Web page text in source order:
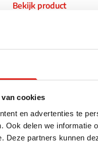
cookies
en advertenties te
Ook delen we
Deze partners kunnen
Bekijk product